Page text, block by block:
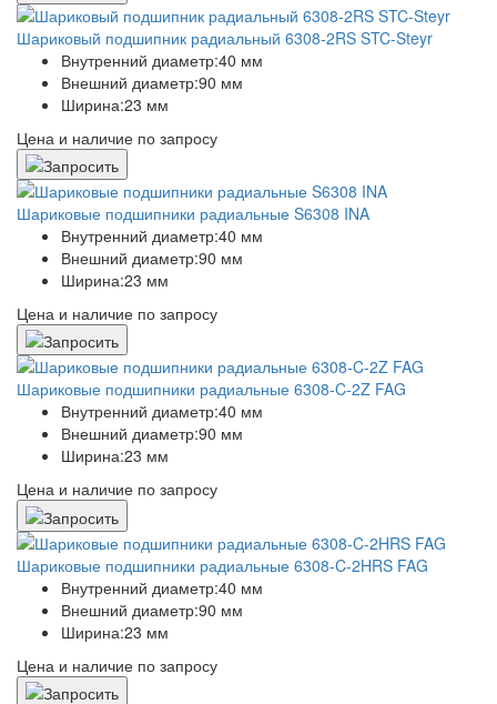
Шариковый подшипник радиальный 6308-2RS STC-Steyr
Внутренний диаметр:40 мм
Внешний диаметр:90 мм
Ширина:23 мм
Цена и наличие по запросу
Шариковые подшипники радиальные S6308 INA
Внутренний диаметр:40 мм
Внешний диаметр:90 мм
Ширина:23 мм
Цена и наличие по запросу
Шариковые подшипники радиальные 6308-C-2Z FAG
Внутренний диаметр:40 мм
Внешний диаметр:90 мм
Ширина:23 мм
Цена и наличие по запросу
Шариковые подшипники радиальные 6308-C-2HRS FAG
Внутренний диаметр:40 мм
Внешний диаметр:90 мм
Ширина:23 мм
Цена и наличие по запросу